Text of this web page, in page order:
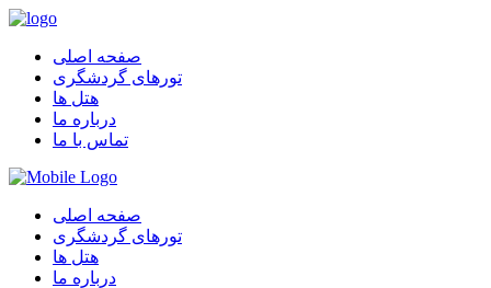
صفحه اصلی
تورهای گردشگری
هتل ها
درباره ما
تماس با ما
صفحه اصلی
تورهای گردشگری
هتل ها
درباره ما